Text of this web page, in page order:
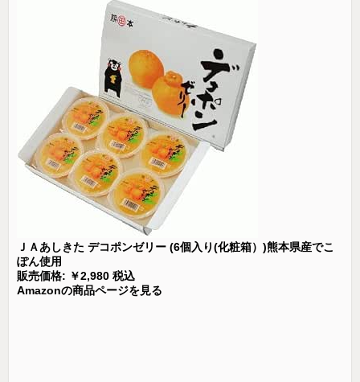
ＪＡあしきた デコポンゼリー (6個入り(化粧箱）)熊本県産でこ
ぽん使用
販売価格: ￥2,980 税込
Amazonの商品ページを見る